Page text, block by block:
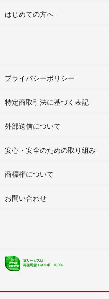
はじめての方へ
プライバシーポリシー
特定商取引法に基づく表記
外部送信について
安心・安全のための取り組み
商標権について
お問い合わせ